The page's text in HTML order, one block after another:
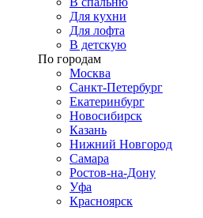
Для кухни
Для лофта
В детскую
По городам
Москва
Санкт-Петербург
Екатеринбург
Новосибирск
Казань
Нижний Новгород
Самара
Ростов-на-Дону
Уфа
Красноярск